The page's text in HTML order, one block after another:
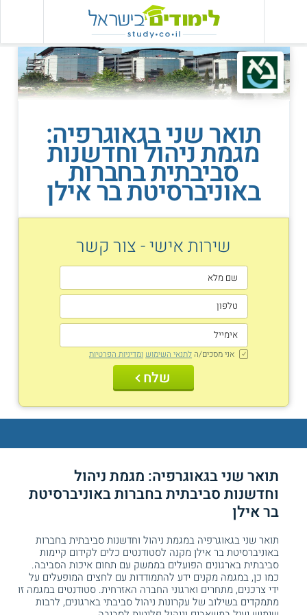
תואר שני בגאוגרפיה:
מגמת ניהול וחדשנות
סביבתית בחברות
באוניברסיטת בר אילן
שירות אישי - צור קשר
אני מסכים/ה לתנאי השימוש ומדיניות הפרטיות
שלח
תואר שני בגאוגרפיה: מגמת ניהול
וחדשנות סביבתית בחברות באוניברסיטת
בר אילן
תואר שני בגאוגרפיה במגמת ניהול וחדשנות סביבתית בחברות
באוניברסיטת בר אילן מקנה לסטודנטים כלים לקידום קיימות
סביבתית בארגונים הפועלים בממשק עם תחום איכות הסביבה.
כמו כן, במגמה מקנים ידע להתמודדות עם לחצים המופעלים על
ידי צרכנים, מתחרים וארגוני החברה האזרחית. סטודנטים במגמה זו
מתמקדים בשילוב של עקרונות ניהול סביבתי בארגונים, לרבות